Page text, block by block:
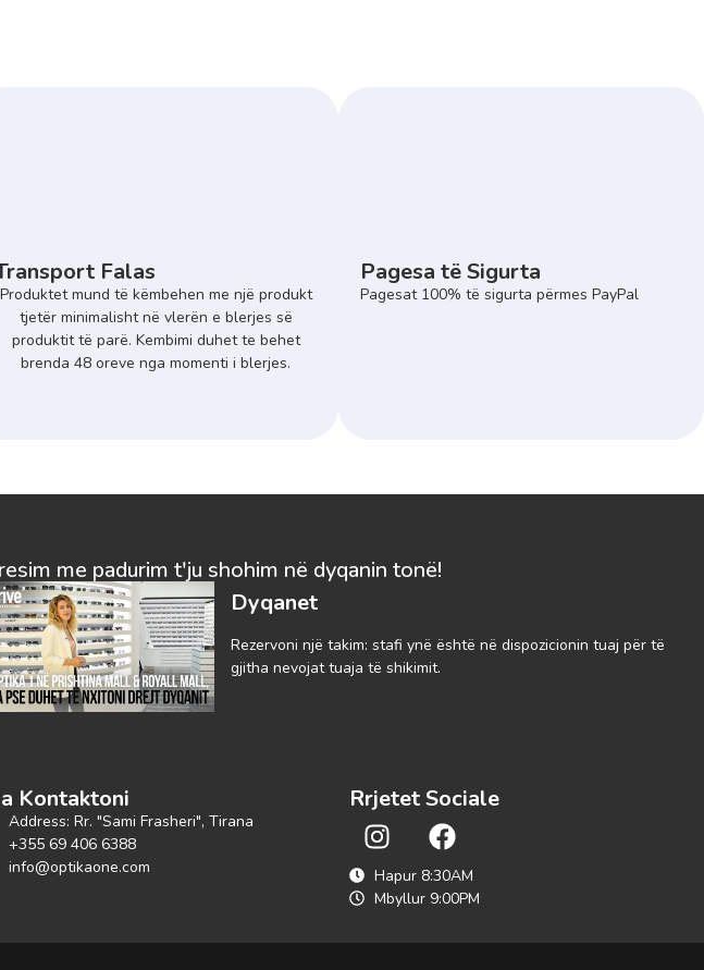
Falas
Produktet mund të këmbehen me një produkt
tjetër minimalisht në vlerën e blerjes së
produktit të parë. Kembimi duhet te behet
brenda 48 oreve nga momenti i blerjes.
Pagesa të Sigurta
Pagesat 100% të sigurta përmes PayPal
me padurim t'ju shohim në dyqanin tonë!
Dyqanet
Rezervoni një takim: stafi ynë është në dispozicionin tuaj për të
gjitha nevojat tuaja të shikimit.
Kontaktoni
Address: Rr. "Sami Frasheri", Tirana
+355 69 406 6388
info@optikaone.com
Rrjetet Sociale
Hapur 8:30AM
Mbyllur 9:00PM